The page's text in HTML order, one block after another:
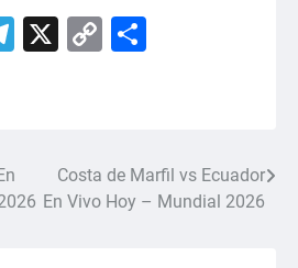
Telegram
X
Copy
Costa de Marfil vs Ecuador
En Vivo Hoy – Mundial 2026